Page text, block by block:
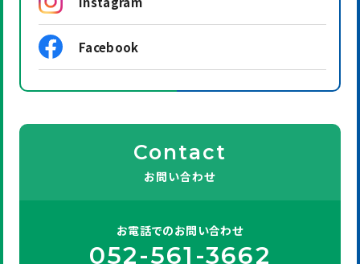
Facebook
Contact
お問い合わせ
お電話でのお問い合わせ
052-561-3662